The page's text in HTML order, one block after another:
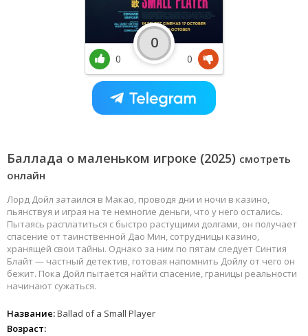
Баллада о маленьком игроке (2025) смотреть
онлайн
Лорд Дойл затаился в Макао, проводя дни и ночи в казино,
пьянствуя и играя на те немногие деньги, что у него остались.
Пытаясь расплатиться с быстро растущими долгами, он получает
спасение от таинственной Дао Мин, сотрудницы казино,
хранящей свои тайны. Однако за ним по пятам следует Синтия
Блайт — частный детектив, готовая напомнить Дойлу от чего он
бежит. Пока Дойл пытается найти спасение, границы реальности
начинают сужаться.
Название:Ballad of a Small Player
Возраст:
0
0
0